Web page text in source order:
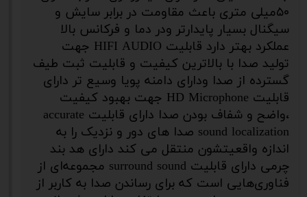
۵۰میلی متری باعث مقاومت در برابر سایش و
سیگنال بسیار پایدارتر ودر دما و فرکانس بالا
عملکرد بهتر دارد قابلیت HIFI AUDIO جهت
تولید صدا با بالاترین کیفیت و قابلیت ثبت طیف
گسترده از صدا ودارای دامنه پویا وسیع تر دارای
قابلیت HD Microphone جهت بهبود کیفیت
،واضح و شفاف بودن صدا دارای قابلیت accurate
sound localization صدا های دور و نزدیک را به
اندازه واقعیتشون منتقل می کند دارای هد بند
چرمی دارای قابلیت surround sound مجموعه‌ای از
فناوری‌هایی است که برای رساندن صدا به کاربر از